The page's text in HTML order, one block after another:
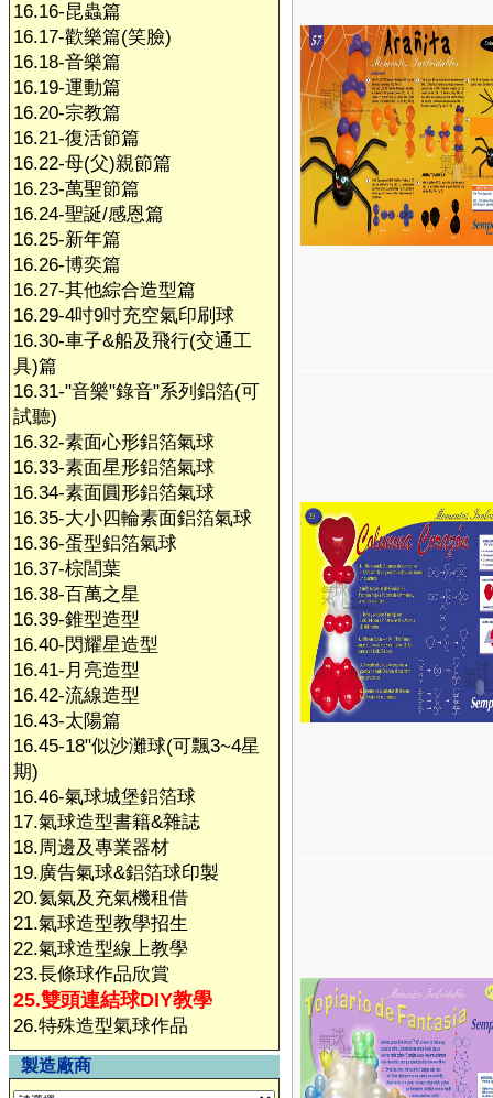
16.16-昆蟲篇
16.17-歡樂篇(笑臉)
16.18-音樂篇
16.19-運動篇
16.20-宗教篇
16.21-復活節篇
16.22-母(父)親節篇
16.23-萬聖節篇
16.24-聖誕/感恩篇
16.25-新年篇
16.26-博奕篇
16.27-其他綜合造型篇
16.29-4吋9吋充空氣印刷球
16.30-車子&船及飛行(交通工
具)篇
16.31-"音樂"錄音"系列鋁箔(可
試聽)
16.32-素面心形鋁箔氣球
16.33-素面星形鋁箔氣球
16.34-素面圓形鋁箔氣球
16.35-大小四輪素面鋁箔氣球
16.36-蛋型鋁箔氣球
16.37-棕閭葉
16.38-百萬之星
16.39-錐型造型
16.40-閃耀星造型
16.41-月亮造型
16.42-流線造型
16.43-太陽篇
16.45-18"似沙灘球(可飄3~4星
期)
16.46-氣球城堡鋁箔球
17.氣球造型書籍&雜誌
18.周邊及專業器材
19.廣告氣球&鋁箔球印製
20.氦氣及充氣機租借
21.氣球造型教學招生
22.氣球造型線上教學
23.長條球作品欣賞
25.雙頭連結球DIY教學
26.特殊造型氣球作品
製造廠商